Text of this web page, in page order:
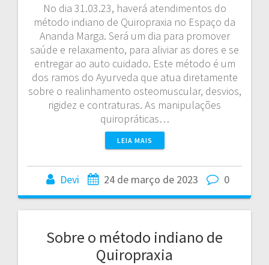
No dia 31.03.23, haverá atendimentos do
método indiano de Quiropraxia no Espaço da
Ananda Marga. Será um dia para promover
saúde e relaxamento, para aliviar as dores e se
entregar ao auto cuidado. Este método é um
dos ramos do Ayurveda que atua diretamente
sobre o realinhamento osteomuscular, desvios,
rigidez e contraturas. As manipulações
quiropráticas…
LEIA MAIS
Devi 24 de março de 2023 0
Sobre o método indiano de
Quiropraxia